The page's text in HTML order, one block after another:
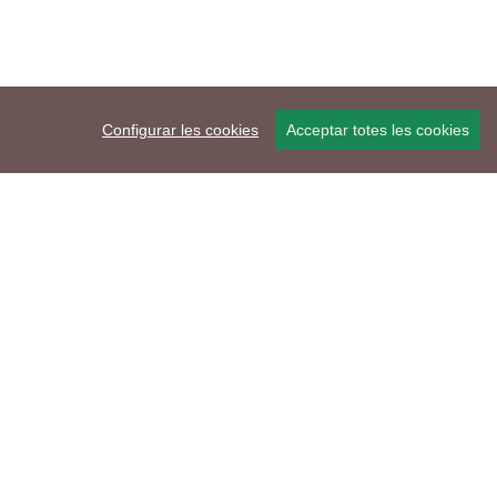
Configurar les cookies Acceptar totes les cookies